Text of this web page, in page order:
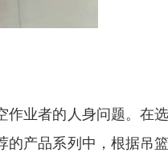
业者的人身问题。在
产品系列中，根据吊